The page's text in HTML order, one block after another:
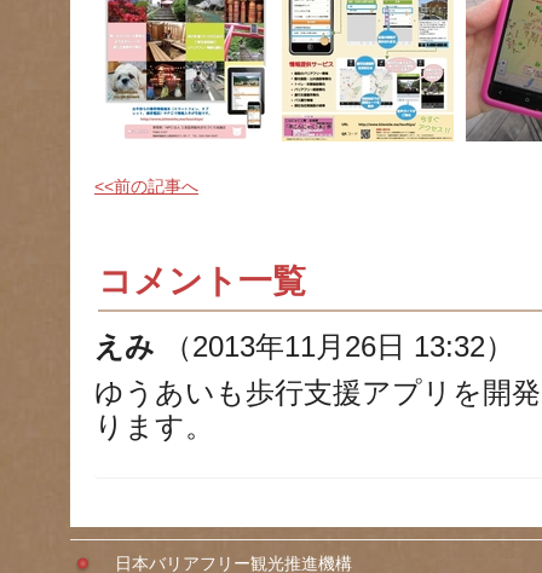
<<前の記事へ
コメント一覧
えみ
（2013年11月26日 13:32）
ゆうあいも歩行支援アプリを開
ります。
日本バリアフリー観光推進機構